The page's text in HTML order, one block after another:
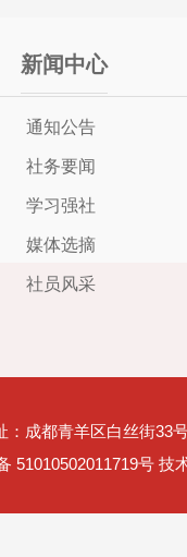
新闻中心
通知公告
社务要闻
学习强社
媒体选摘
社员风采
：成都青羊区白丝街33
51010502011719号 技